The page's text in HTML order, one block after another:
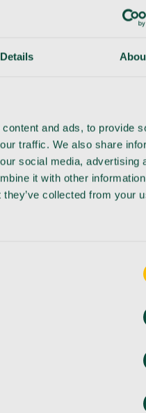
Details
and ads, to provide
traffic. We also share
social media, advertising
it with other
collected from your